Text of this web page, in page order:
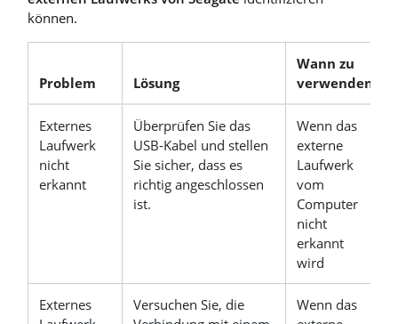
können.
Problem Lösung
Wann zu
verwenden
Externes
Laufwerk
nicht
erkannt
Überprüfen Sie das
USB-Kabel und stellen
Sie sicher, dass es
richtig angeschlossen
ist.
Wenn das
externe
Laufwerk
vom
Computer
nicht
erkannt
wird
Externes
Versuchen Sie, die
Wenn das